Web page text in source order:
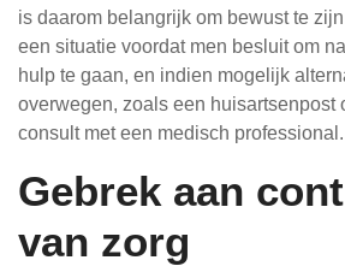
is daarom belangrijk om bewust te
een situatie voordat men besluit om
hulp te gaan, en indien mogelijk
overwegen, zoals een huisartsenpost
consult met een medisch professional.
Gebrek aan
van zorg